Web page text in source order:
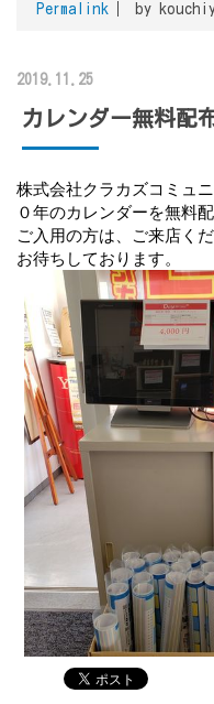
Permalink by
2019.11.25
カレンダー無料配
株式会社クラカズコミュ
０年のカレンダーを無料
ご入用の方は、ご来店くだ
お待ちしております。